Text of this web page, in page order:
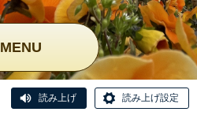
MENU
読み上げ 読み上げ設定